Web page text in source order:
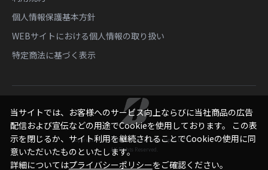
個人情報保護基本方針
WEBサイトにおける個人情報の取り扱い
特定商法に基づく表示
Copyright © Bridgestone Sports Sales Japan Co., Ltd.
All Rights Reserved.
当サイトでは、お客様へのサービス向上ならびに当社商品の広告
配信および宣伝などの用途でCookieを使用しております。 この表
示を閉じるか、サイト利用を継続されることでCookieの使用に同
意いただいたものといたします。
詳細についてはプライバシーポリシーをご確認ください。